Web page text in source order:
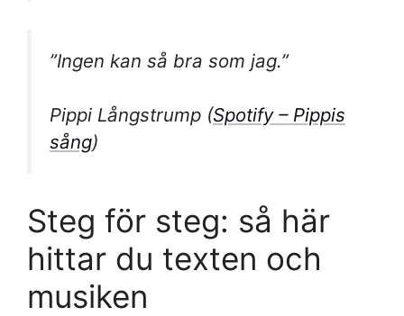
”Ingen kan så bra som jag.”
Pippi Långstrump (Spotify – Pippis
sång)
Steg för steg: så här
hittar du texten och
musiken